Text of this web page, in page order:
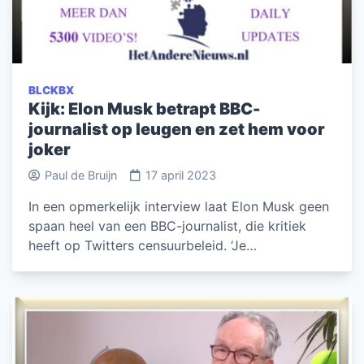
BLCKBX
Kijk: Elon Musk betrapt BBC-
journalist op leugen en zet hem voor
joker
Paul de Bruijn 17 april 2023
In een opmerkelijk interview laat Elon Musk geen
spaan heel van een BBC-journalist, die kritiek
heeft op Twitters censuurbeleid. ‘Je…